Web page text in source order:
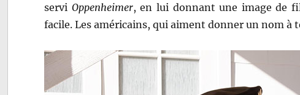
servi Oppenheimer, en lui donnant une image de
facile. Les américains, qui aiment donner un nom